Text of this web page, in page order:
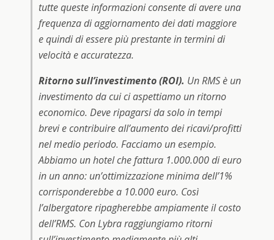
tutte queste informazioni consente di avere una
frequenza di aggiornamento dei dati maggiore
e quindi di essere più prestante in termini di
velocità e accuratezza.
Ritorno sull’investimento (ROI). Un RMS è un
investimento da cui ci aspettiamo un ritorno
economico. Deve ripagarsi da solo in tempi
brevi e contribuire all’aumento dei ricavi/profitti
nel medio periodo. Facciamo un esempio.
Abbiamo un hotel che fattura 1.000.000 di euro
in un anno: un’ottimizzazione minima dell’1%
corrisponderebbe a 10.000 euro. Così
l’albergatore ripagherebbe ampiamente il costo
dell’RMS. Con Lybra raggiungiamo ritorni